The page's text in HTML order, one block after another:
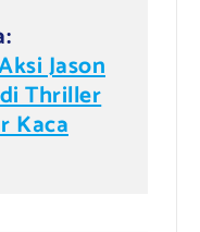
Jason
Thriller
Kaca